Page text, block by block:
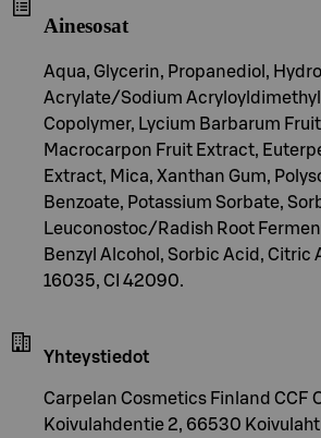
Ainesosat
Aqua, Glycerin, Propanediol,
Acrylate/Sodium Acryloyldimethyl
Copolymer, Lycium Barbarum
Macrocarpon Fruit Extract,
Extract, Mica, Xanthan Gum,
Benzoate, Potassium Sorbate,
Leuconostoc/Radish Root
Benzyl Alcohol, Sorbic Acid, Citric
16035, CI 42090.
Yhteystiedot
Carpelan Cosmetics Finland CCF
Koivulahdentie 2, 66530